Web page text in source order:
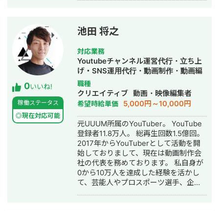
shiritai 2018年より株式会社横浜銀行
に勤務し、 2021年11月より株式会社
Salesforceに転職。 2022年6月より副
業で動画編集（Movie Hacks,アオの案
件獲得コンサル卒業）を始め、2023年
9月よりフリーランスとして活動してお
ります。 最近は主に登録者10万以上の
チャンネルを4つの企画、サムネイル、
動画編集、公開設定までを行っており
ます。 自身はプレイヤー兼ディレクタ
ーとして8名を束ねていますので、 稼
働時間と月の納品本数も数多く対応す
ることが可能です。
0いいね!
稼働ステータス
◎現在対応可能
池田 将之
対応業務
Youtubeチャンネル運営代行・立ち上
げ・SNS運用代行・動画制作・動画編
集
職種
クリエイティブ 動画・映像編集者
希望時給単価 5,000円～10,000円
元UUUM所属のYouTuber。 YouTube
登録者11.8万人。 総再生回数1.5億回。
2017年からYouTuberとして活動を開
始しておりまして、現在は動画制作会
社の代表を務めております。 私自身が
0から10万人を達成した経験を活かし
て、芸能人やプロスポーツ選手、企業